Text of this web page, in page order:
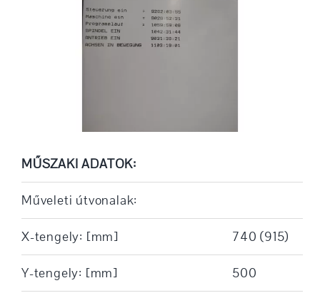
MŰSZAKI ADATOK:
Műveleti útvonalak:
X-tengely: [mm] 740 (915)
Y-tengely: [mm] 500